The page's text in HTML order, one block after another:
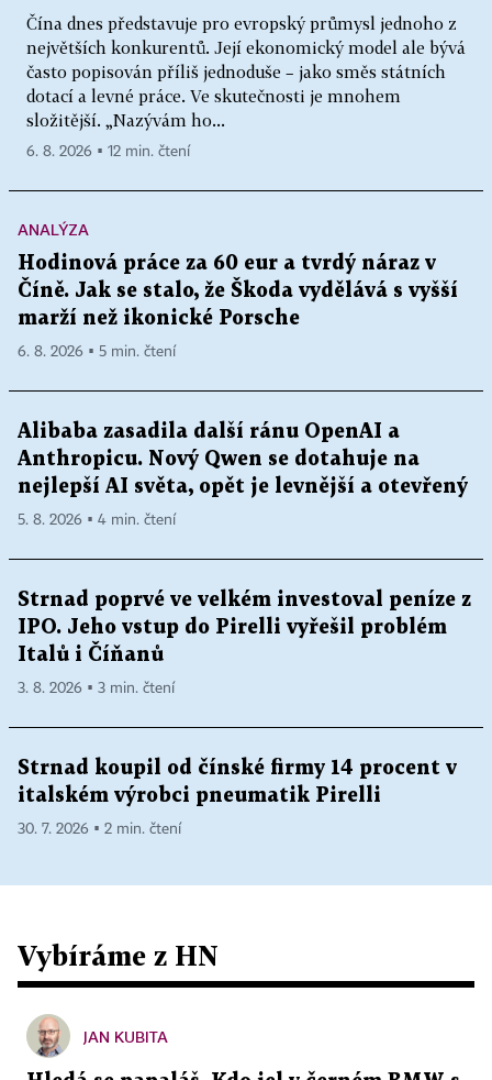
Čína dnes představuje pro evropský průmysl jednoho z
největších konkurentů. Její ekonomický model ale bývá
často popisován příliš jednoduše – jako směs státních
dotací a levné práce. Ve skutečnosti je mnohem
složitější. „Nazývám ho...
6. 8. 2026 ▪ 12 min. čtení
ANALÝZA
Hodinová práce za 60 eur a tvrdý náraz v
Číně. Jak se stalo, že Škoda vydělává s vyšší
marží než ikonické Porsche
6. 8. 2026 ▪ 5 min. čtení
Alibaba zasadila další ránu OpenAI a
Anthropicu. Nový Qwen se dotahuje na
nejlepší AI světa, opět je levnější a otevřený
5. 8. 2026 ▪ 4 min. čtení
Strnad poprvé ve velkém investoval peníze z
IPO. Jeho vstup do Pirelli vyřešil problém
Italů i Číňanů
3. 8. 2026 ▪ 3 min. čtení
Strnad koupil od čínské firmy 14 procent v
italském výrobci pneumatik Pirelli
30. 7. 2026 ▪ 2 min. čtení
Vybíráme z HN
JAN KUBITA